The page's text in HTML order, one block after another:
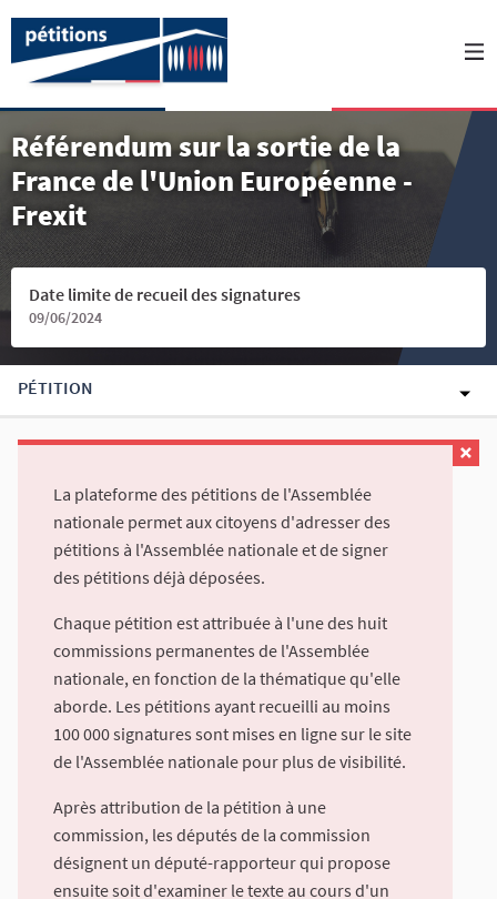
Référendum sur la sortie de la
France de l'Union Européenne -
Frexit
Date limite de recueil des signatures
09/06/2024
PÉTITION
La plateforme des pétitions de l'Assemblée
nationale permet aux citoyens d'adresser des
pétitions à l'Assemblée nationale et de signer
des pétitions déjà déposées.
Chaque pétition est attribuée à l'une des huit
commissions permanentes de l'Assemblée
nationale, en fonction de la thématique qu'elle
aborde. Les pétitions ayant recueilli au moins
100 000 signatures sont mises en ligne sur le site
de l'Assemblée nationale pour plus de visibilité.
Après attribution de la pétition à une
commission, les députés de la commission
désignent un député-rapporteur qui propose
ensuite soit d'examiner le texte au cours d'un